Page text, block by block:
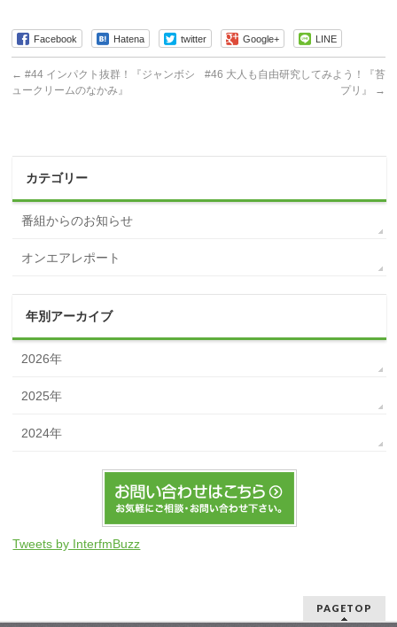
Facebook Hatena twitter Google+ LINE
← #44 インパクト抜群！『ジャンボシ
ュークリームのなかみ』
#46 大人も自由研究してみよう！『苔
プリ』
→
カテゴリー
番組からのお知らせ
オンエアレポート
年別アーカイブ
2026年
2025年
2024年
Tweets by InterfmBuzz
PAGETOP